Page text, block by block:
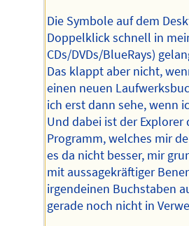
Die Symbole auf dem
Doppelklick schnell in
CDs/DVDs/BlueRays)
Das klappt aber nicht,
einen neuen
ich erst dann sehe, wenn
Und dabei ist der
Programm, welches mir
es da nicht besser, mir
mit aussagekräftiger
irgendeinen Buchstaben
gerade noch nicht in